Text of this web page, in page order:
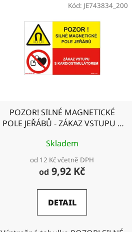
POZOR! SILNÉ MAGNETICKÉ
POLE JEŘÁBŮ - ZÁKAZ VSTUPU S
Skladem
od 12 Kč včetně DPH
od 9,92 Kč
DETAIL
Kód: JE743834_200